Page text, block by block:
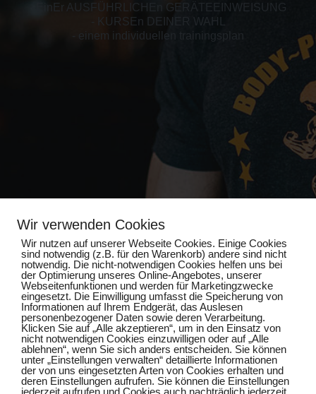
- EinEr AUSFÜHRLICHEn GERÄTEEINWEISUNG
- KURSEn DEINER WAHL
- einem individuellen trainingsplan
Impressum
Datenschutz
Wir verwenden Cookies
Wir nutzen auf unserer Webseite Cookies. Einige Cookies
sind notwendig (z.B. für den Warenkorb) andere sind nicht
notwendig. Die nicht-notwendigen Cookies helfen uns bei
der Optimierung unseres Online-Angebotes, unserer
Webseitenfunktionen und werden für Marketingzwecke
eingesetzt. Die Einwilligung umfasst die Speicherung von
Informationen auf Ihrem Endgerät, das Auslesen
personenbezogener Daten sowie deren Verarbeitung.
Klicken Sie auf „Alle akzeptieren“, um in den Einsatz von
nicht notwendigen Cookies einzuwilligen oder auf „Alle
ablehnen“, wenn Sie sich anders entscheiden. Sie können
unter „Einstellungen verwalten“ detaillierte Informationen
der von uns eingesetzten Arten von Cookies erhalten und
deren Einstellungen aufrufen. Sie können die Einstellungen
jederzeit aufrufen und Cookies auch nachträglich jederzeit